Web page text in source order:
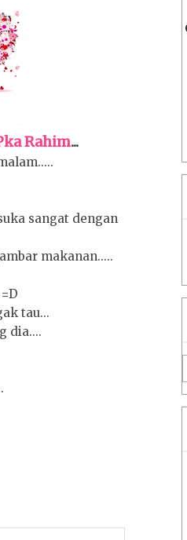
Rahim...
sangat dengan
makanan.....
tau...
dia....